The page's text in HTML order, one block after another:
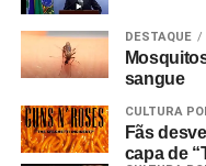
DESTAQUE
sangue
CULTURA
Fãs
capa de